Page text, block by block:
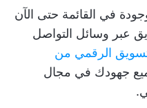
في القائمة حتى الآن
عبر وسائل التواصل
الرقمي من
جهودك في مجال